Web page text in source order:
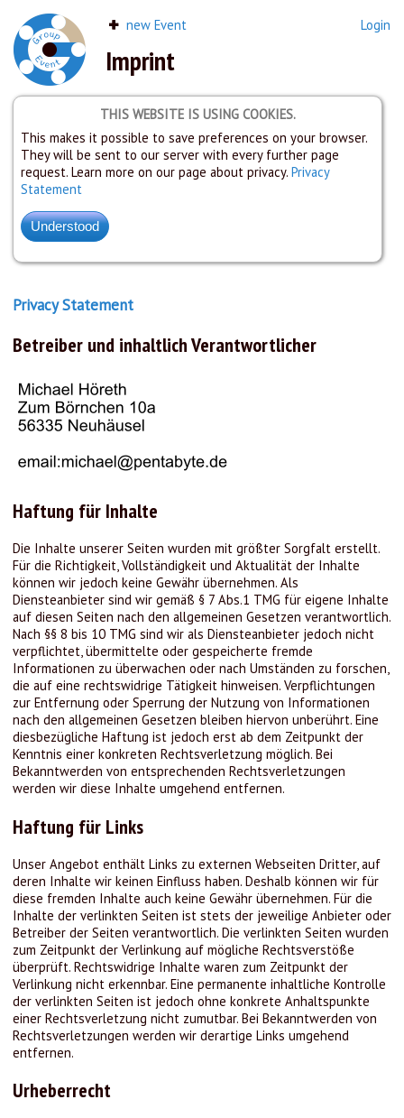
new Event Login
Imprint
THIS WEBSITE IS USING COOKIES.
This makes it possible to save preferences on your browser.
They will be sent to our server with every further page
request. Learn more on our page about privacy. Privacy
Statement
Privacy Statement
Betreiber und inhaltlich Verantwortlicher
Haftung für Inhalte
Die Inhalte unserer Seiten wurden mit größter Sorgfalt erstellt.
Für die Richtigkeit, Vollständigkeit und Aktualität der Inhalte
können wir jedoch keine Gewähr übernehmen. Als
Diensteanbieter sind wir gemäß § 7 Abs.1 TMG für eigene Inhalte
auf diesen Seiten nach den allgemeinen Gesetzen verantwortlich.
Nach §§ 8 bis 10 TMG sind wir als Diensteanbieter jedoch nicht
verpflichtet, übermittelte oder gespeicherte fremde
Informationen zu überwachen oder nach Umständen zu forschen,
die auf eine rechtswidrige Tätigkeit hinweisen. Verpflichtungen
zur Entfernung oder Sperrung der Nutzung von Informationen
nach den allgemeinen Gesetzen bleiben hiervon unberührt. Eine
diesbezügliche Haftung ist jedoch erst ab dem Zeitpunkt der
Kenntnis einer konkreten Rechtsverletzung möglich. Bei
Bekanntwerden von entsprechenden Rechtsverletzungen
werden wir diese Inhalte umgehend entfernen.
Haftung für Links
Unser Angebot enthält Links zu externen Webseiten Dritter, auf
deren Inhalte wir keinen Einfluss haben. Deshalb können wir für
diese fremden Inhalte auch keine Gewähr übernehmen. Für die
Inhalte der verlinkten Seiten ist stets der jeweilige Anbieter oder
Betreiber der Seiten verantwortlich. Die verlinkten Seiten wurden
zum Zeitpunkt der Verlinkung auf mögliche Rechtsverstöße
überprüft. Rechtswidrige Inhalte waren zum Zeitpunkt der
Verlinkung nicht erkennbar. Eine permanente inhaltliche Kontrolle
der verlinkten Seiten ist jedoch ohne konkrete Anhaltspunkte
einer Rechtsverletzung nicht zumutbar. Bei Bekanntwerden von
Rechtsverletzungen werden wir derartige Links umgehend
entfernen.
Urheberrecht